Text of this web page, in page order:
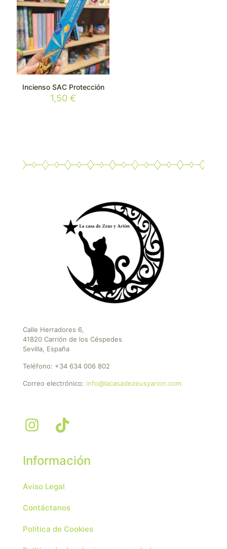
Incienso SAC Protección
1,50€
Calle Herradores 6,
41820 Carrión de los Céspedes
Sevilla, España
Teléfono: +34 634 006 802
Correo electrónico: info@lacasadezeusyarion.com
Información
Aviso Legal
Contáctanos
Política de Cookies